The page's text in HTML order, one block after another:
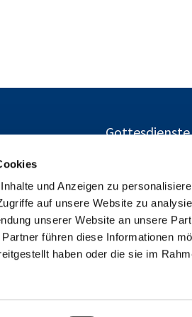
und Anzeigen zu
auf unsere Website zu
unserer Website an unsere
führen diese Informationen
haben oder die sie im
Gottesdienste
Kirchengemeinden Gustav-Adolf
Herschelstraße 14,
+49303446094
info@gustav-adolf-